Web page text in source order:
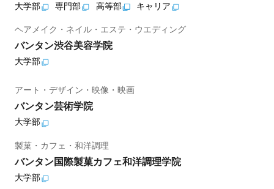
大学部 専門部 高等部 キャリア
ヘアメイク・ネイル・エステ・ウエディング
バンタン渋谷美容学院
大学部
アート・デザイン・映像・映画
バンタン芸術学院
大学部
製菓・カフェ・和洋調理
バンタン国際製菓カフェ和洋調理学院
大学部